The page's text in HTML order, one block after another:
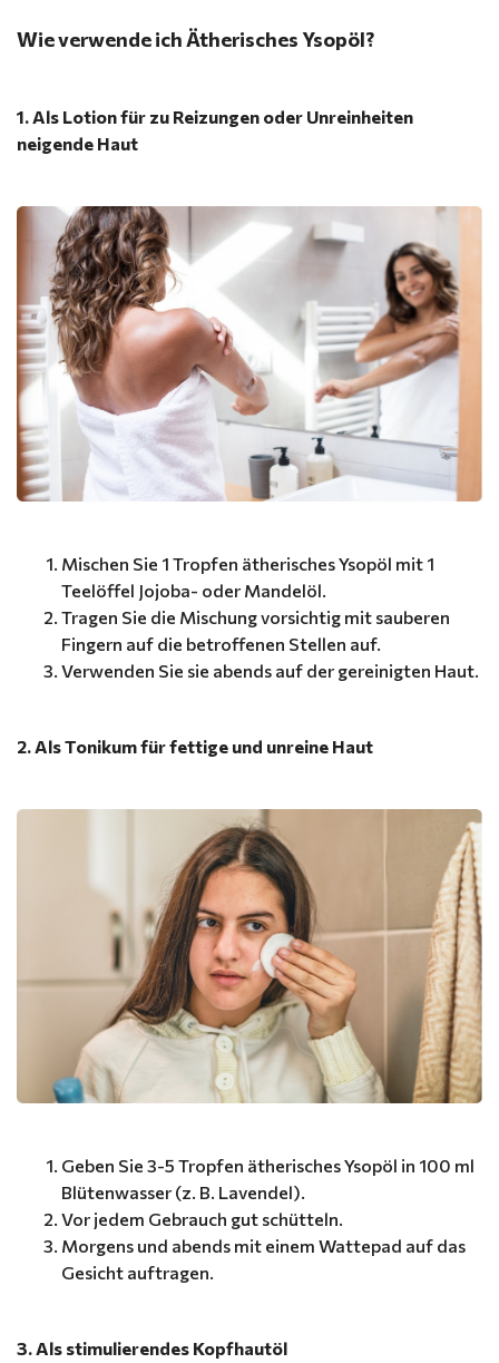
Wie verwende ich Ätherisches Ysopöl?
1. Als Lotion für zu Reizungen oder Unreinheiten
neigende Haut
Mischen Sie 1 Tropfen ätherisches Ysopöl mit 1
Teelöffel Jojoba- oder Mandelöl.
Tragen Sie die Mischung vorsichtig mit sauberen
Fingern auf die betroffenen Stellen auf.
Verwenden Sie sie abends auf der gereinigten Haut.
2. Als Tonikum für fettige und unreine Haut
Geben Sie 3-5 Tropfen ätherisches Ysopöl in 100 ml
Blütenwasser (z. B. Lavendel).
Vor jedem Gebrauch gut schütteln.
Morgens und abends mit einem Wattepad auf das
Gesicht auftragen.
3. Als stimulierendes Kopfhautöl